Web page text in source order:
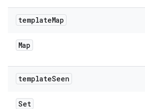
templateMap
Map
templateSeen
Set